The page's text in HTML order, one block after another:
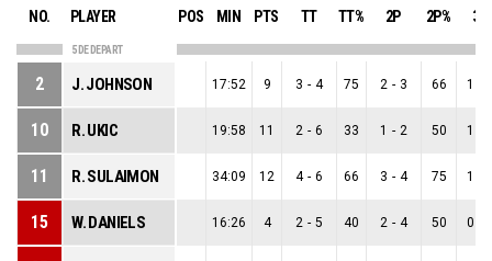
NO. PLAYER POS MIN PTS TT TT% 2P 2P% 3P
5 DE DEPART
2 J. JOHNSON 17:52 9 3 - 4 75 2 - 3 66 1
10 R. UKIC 19:58 11 2 - 6 33 1 - 2 50 1
11 R. SULAIMON 34:09 12 4 - 6 66 3 - 4 75 1
15 W. DANIELS 16:26 4 2 - 5 40 2 - 4 50 0